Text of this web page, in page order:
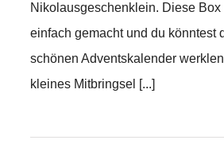
Nikolausgeschenklein. Diese Box
einfach gemacht und du könntest
schönen Adventskalender
kleines Mitbringsel [...]